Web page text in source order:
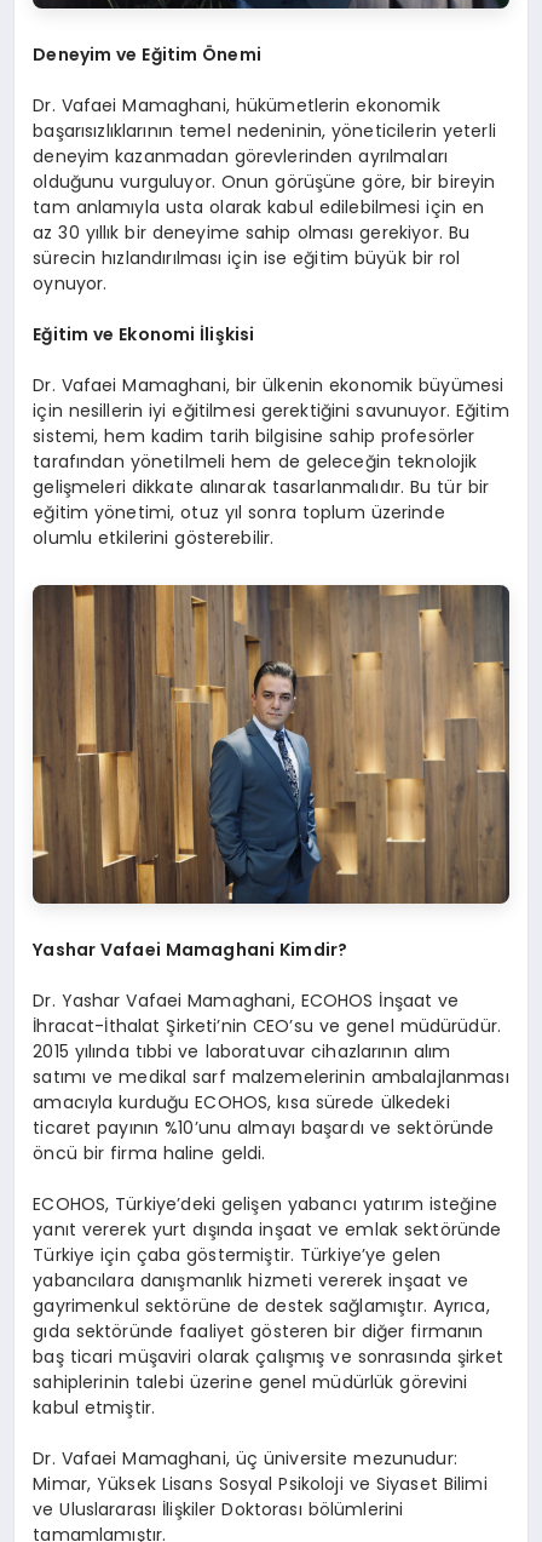
Deneyim ve Eğitim Önemi
Dr. Vafaei Mamaghani, hükümetlerin ekonomik
başarısızlıklarının temel nedeninin, yöneticilerin yeterli
deneyim kazanmadan görevlerinden ayrılmaları
olduğunu vurguluyor. Onun görüşüne göre, bir bireyin
tam anlamıyla usta olarak kabul edilebilmesi için en
az 30 yıllık bir deneyime sahip olması gerekiyor. Bu
sürecin hızlandırılması için ise eğitim büyük bir rol
oynuyor.
Eğitim ve Ekonomi İlişkisi
Dr. Vafaei Mamaghani, bir ülkenin ekonomik büyümesi
için nesillerin iyi eğitilmesi gerektiğini savunuyor. Eğitim
sistemi, hem kadim tarih bilgisine sahip profesörler
tarafından yönetilmeli hem de geleceğin teknolojik
gelişmeleri dikkate alınarak tasarlanmalıdır. Bu tür bir
eğitim yönetimi, otuz yıl sonra toplum üzerinde
olumlu etkilerini gösterebilir.
Yashar Vafaei Mamaghani Kimdir?
Dr. Yashar Vafaei Mamaghani, ECOHOS İnşaat ve
İhracat-İthalat Şirketi’nin CEO’su ve genel müdürüdür.
2015 yılında tıbbi ve laboratuvar cihazlarının alım
satımı ve medikal sarf malzemelerinin ambalajlanması
amacıyla kurduğu ECOHOS, kısa sürede ülkedeki
ticaret payının %10’unu almayı başardı ve sektöründe
öncü bir firma haline geldi.
ECOHOS, Türkiye’deki gelişen yabancı yatırım isteğine
yanıt vererek yurt dışında inşaat ve emlak sektöründe
Türkiye için çaba göstermiştir. Türkiye’ye gelen
yabancılara danışmanlık hizmeti vererek inşaat ve
gayrimenkul sektörüne de destek sağlamıştır. Ayrıca,
gıda sektöründe faaliyet gösteren bir diğer firmanın
baş ticari müşaviri olarak çalışmış ve sonrasında şirket
sahiplerinin talebi üzerine genel müdürlük görevini
kabul etmiştir.
Dr. Vafaei Mamaghani, üç üniversite mezunudur:
Mimar, Yüksek Lisans Sosyal Psikoloji ve Siyaset Bilimi
ve Uluslararası İlişkiler Doktorası bölümlerini
tamamlamıştır.